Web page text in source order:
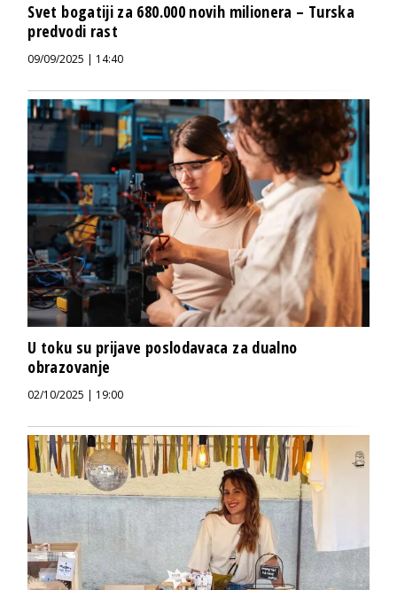
Svet bogatiji za 680.000 novih milionera – Turska
predvodi rast
09/09/2025 | 14:40
U toku su prijave poslodavaca za dualno
obrazovanje
02/10/2025 | 19:00